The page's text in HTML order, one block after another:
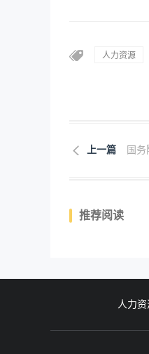
人力资源
上一篇 国
推荐阅读
人力